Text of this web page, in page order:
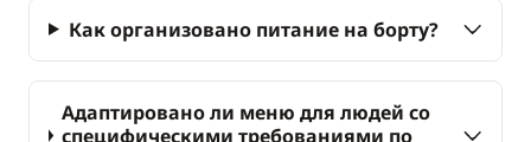
Как организовано питание на борту?
Адаптировано ли меню для людей со
специфическими требованиями по